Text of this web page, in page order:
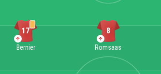
8
Romsaas
17
Bernier